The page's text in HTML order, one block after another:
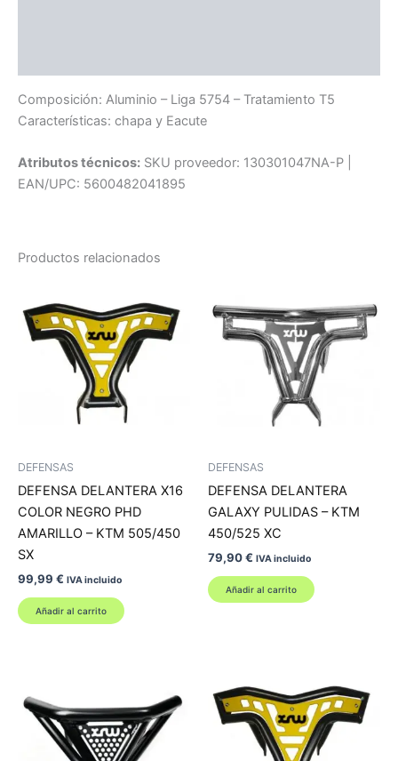
Composición: Aluminio – Liga 5754 – Tratamiento T5
Características: chapa y Eacute
Atributos técnicos: SKU proveedor: 130301047NA-P |
EAN/UPC: 5600482041895
Productos relacionados
DEFENSAS
DEFENSA DELANTERA X16
COLOR NEGRO PHD
AMARILLO – KTM 505/450
SX
99,99 € IVA incluido
Añadir al carrito
DEFENSAS
DEFENSA DELANTERA
GALAXY PULIDAS – KTM
450/525 XC
79,90€ IVA incluido
Añadir al carrito